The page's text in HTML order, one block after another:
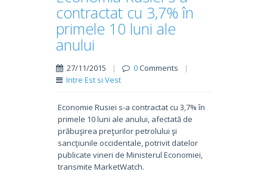
contractat cu 3,7% în
primele 10 luni ale
anului
27/11/2015 | 0Comments
|
Intre Est si Vest
Economie Rusiei s-a contractat cu 3,7% în
primele 10 luni ale anului, afectată de
prăbuşirea preţurilor petrolului şi
sancţiunile occidentale, potrivit datelor
publicate vineri de Ministerul Economiei,
transmite MarketWatch.